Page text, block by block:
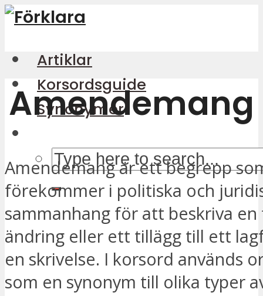
Artiklar
Korsordsguide
Synonymer
Amendemang
Amendemang är ett begrepp
förekommer i politiska och
sammanhang för att beskriva
ändring eller ett tillägg till ett
en skrivelse. I korsord används
som en synonym till olika typer